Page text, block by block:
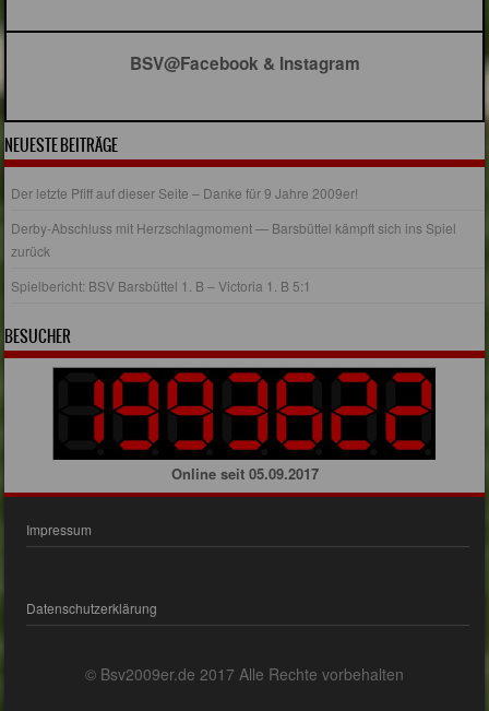
BSV@Facebook & Instagram
NEUESTE BEITRÄGE
Der letzte Pfiff auf dieser Seite – Danke für 9 Jahre 2009er!
Derby-Abschluss mit Herzschlagmoment — Barsbüttel kämpft sich ins Spiel
zurück
Spielbericht: BSV Barsbüttel 1. B – Victoria 1. B 5:1
BESUCHER
Online seit 05.09.2017
Impressum
Datenschutzerklärung
© Bsv2009er.de 2017 Alle Rechte vorbehalten